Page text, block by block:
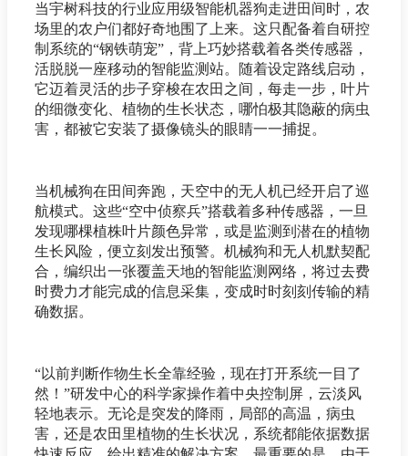
当宇树科技的行业应用级智能机器狗走进田间时，农
场里的农户们都好奇地围了上来。这只配备着自研控
制系统的“钢铁萌宠”，背上巧妙搭载着各类传感器，
活脱脱一座移动的智能监测站。随着设定路线启动，
它迈着灵活的步子穿梭在农田之间，每走一步，叶片
的细微变化、植物的生长状态，哪怕极其隐蔽的病虫
害，都被它安装了摄像镜头的眼睛一一捕捉。
当机械狗在田间奔跑，天空中的无人机已经开启了巡
航模式。这些“空中侦察兵”搭载着多种传感器，一旦
发现哪棵植株叶片颜色异常，或是监测到潜在的植物
生长风险，便立刻发出预警。机械狗和无人机默契配
合，编织出一张覆盖天地的智能监测网络，将过去费
时费力才能完成的信息采集，变成时时刻刻传输的精
确数据。
“以前判断作物生长全靠经验，现在打开系统一目了
然！”研发中心的科学家操作着中央控制屏，云淡风
轻地表示。无论是突发的降雨，局部的高温，病虫
害，还是农田里植物的生长状况，系统都能依据数据